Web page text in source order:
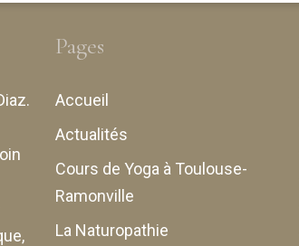
.
Pages
Accueil
Actualités
Cours de Yoga à Toulouse-
Ramonville
La Naturopathie